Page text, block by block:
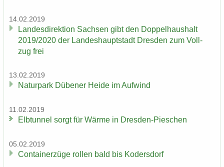
14.02.2019
Lan­des­di­rek­ti­on Sach­sen gibt den Dop­pel­haus­halt
2019/2020 der Lan­des­haupt­stadt Dres­den zum Voll­
zug frei
13.02.2019
Na­tur­park Dü­be­ner Heide im Auf­wind
11.02.2019
Elb­tun­nel sorgt für Wärme in Dresden-​Pieschen
05.02.2019
Con­tai­ner­zü­ge rol­len bald bis Ko­ders­dorf